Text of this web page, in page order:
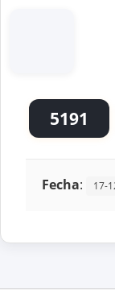
5191
Fecha: 17-